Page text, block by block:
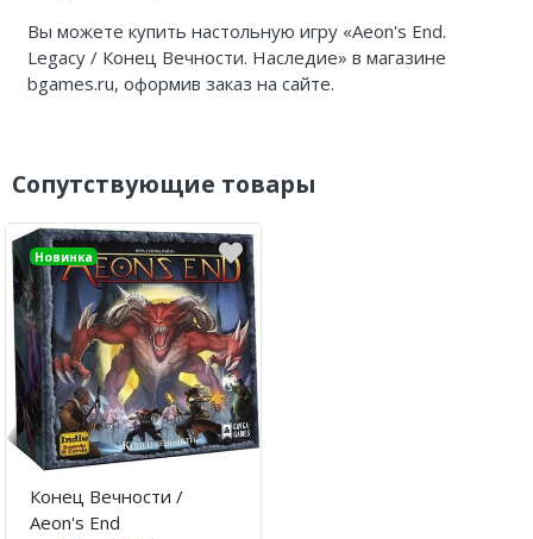
Вы можете купить настольную игру «Aeon's End.
Legacy / Конец Вечности. Наследие» в магазине
bgames.ru, оформив заказ на сайте.
Сопутствующие товары
Новинка
Конец Вечности /
Aeon's End